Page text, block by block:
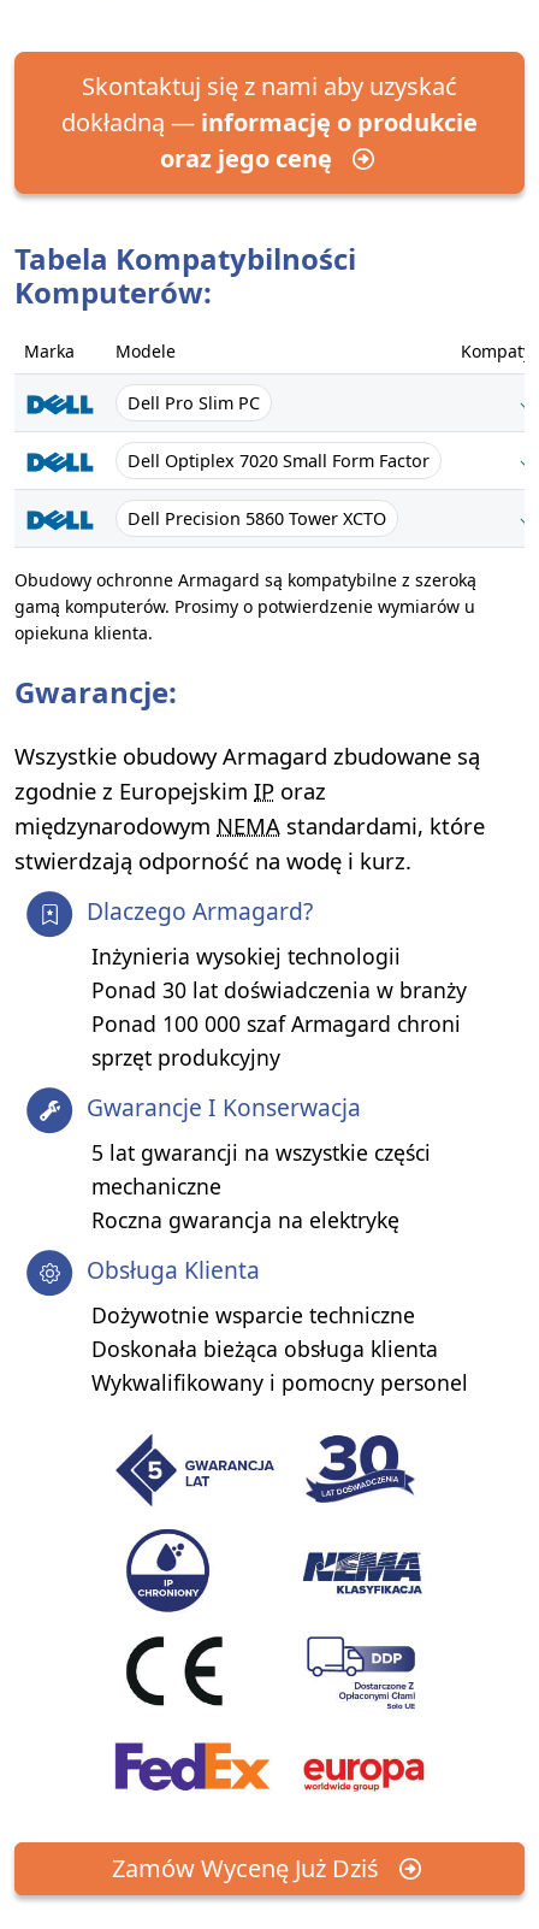
Skontaktuj się z nami aby uzyskać
dokładną — informację o produkcie
oraz jego cenę
Tabela Kompatybilności
Komputerów:
Marka Modele
Dell Pro Slim PC ✓
Dell Optiplex 7020 Small Form Factor ✓
Dell Precision 5860 Tower XCTO ✓
Obudowy ochronne Armagard są kompatybilne z szeroką
gamą komputerów. Prosimy o potwierdzenie wymiarów u
opiekuna klienta.
Gwarancje:
Wszystkie obudowy Armagard zbudowane są
zgodnie z Europejskim IP oraz
międzynarodowym NEMA standardami, które
stwierdzają odporność na wodę i kurz.
Dlaczego Armagard?
Inżynieria wysokiej technologii
Ponad 30 lat doświadczenia w branży
Ponad 100 000 szaf Armagard chroni
sprzęt produkcyjny
Gwarancje I Konserwacja
5 lat gwarancji na wszystkie części
mechaniczne
Roczna gwarancja na elektrykę
Obsługa Klienta
Dożywotnie wsparcie techniczne
Doskonała bieżąca obsługa klienta
Wykwalifikowany i pomocny personel
Zamów Wycenę Już Dziś